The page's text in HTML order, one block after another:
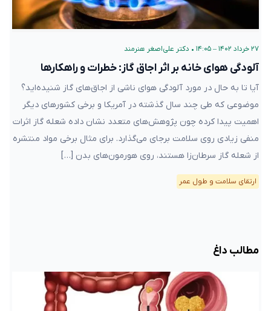
۲۷ خرداد ۱۴۰۲ – ۱۴:۰۵ • دکتر علی‌اصغر هنرمند
آلودگی هوای خانه بر اثر اجاق گاز: خطرات و راهکارها
آیا تا به حال در مورد آلودگی هوای ناشی از اجاق‌های گاز شنیده‌اید؟
موضوعی که طی چند سال گذشته در آمریکا و برخی کشورهای دیگر
اهمیت پیدا کرده چون پژوهش‌های متعدد نشان داده شعله گاز اثرات
منفی زیادی روی سلامت برجای می‌گذارد. برای مثال برخی مواد منتشره
از شعله گاز سرطان‌زا هستند، روی هورمون‌های بدن […]
ارتقای سلامت و طول عمر
مطالب داغ